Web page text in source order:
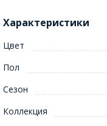
Характеристики
Цвет
Пол
Сезон
Коллекция